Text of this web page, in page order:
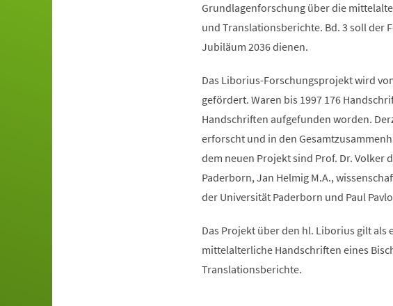
Grundlagenforschung über die
und Translationsberichte. Bd. 3 soll der
Jubiläum 2036 dienen.
Das Liborius-Forschungsprojekt wird
gefördert. Waren bis 1997 176
Handschriften aufgefunden worden.
erforscht und in den
dem neuen Projekt sind Prof. Dr. Volker
Paderborn, Jan Helmig M.A.,
der Universität Paderborn und Paul
Das Projekt über den hl. Liborius gilt
mittelalterliche Handschriften eines
Translationsberichte.